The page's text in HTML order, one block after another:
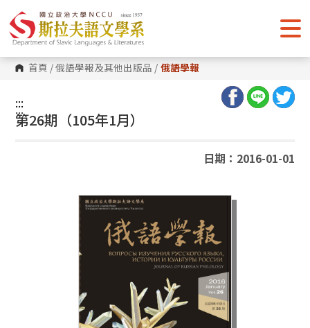
到
主
要
內
容
區 首頁 /俄語學報及其他出版品 / 俄語學報
:::
:::
第26期（105年1月）
日期：2016-01-01